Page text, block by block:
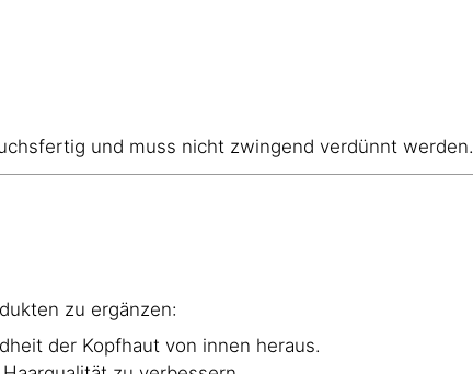
und muss nicht zwingend verdünnt werden.
zu ergänzen:
der Kopfhaut von innen heraus.